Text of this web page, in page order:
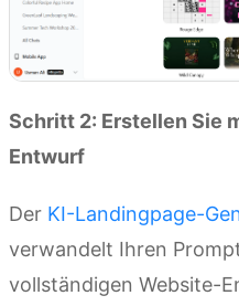
Schritt 2: Erstellen Sie
Entwurf
Der KI-Landingpage-
verwandelt Ihren
vollständigen Website-